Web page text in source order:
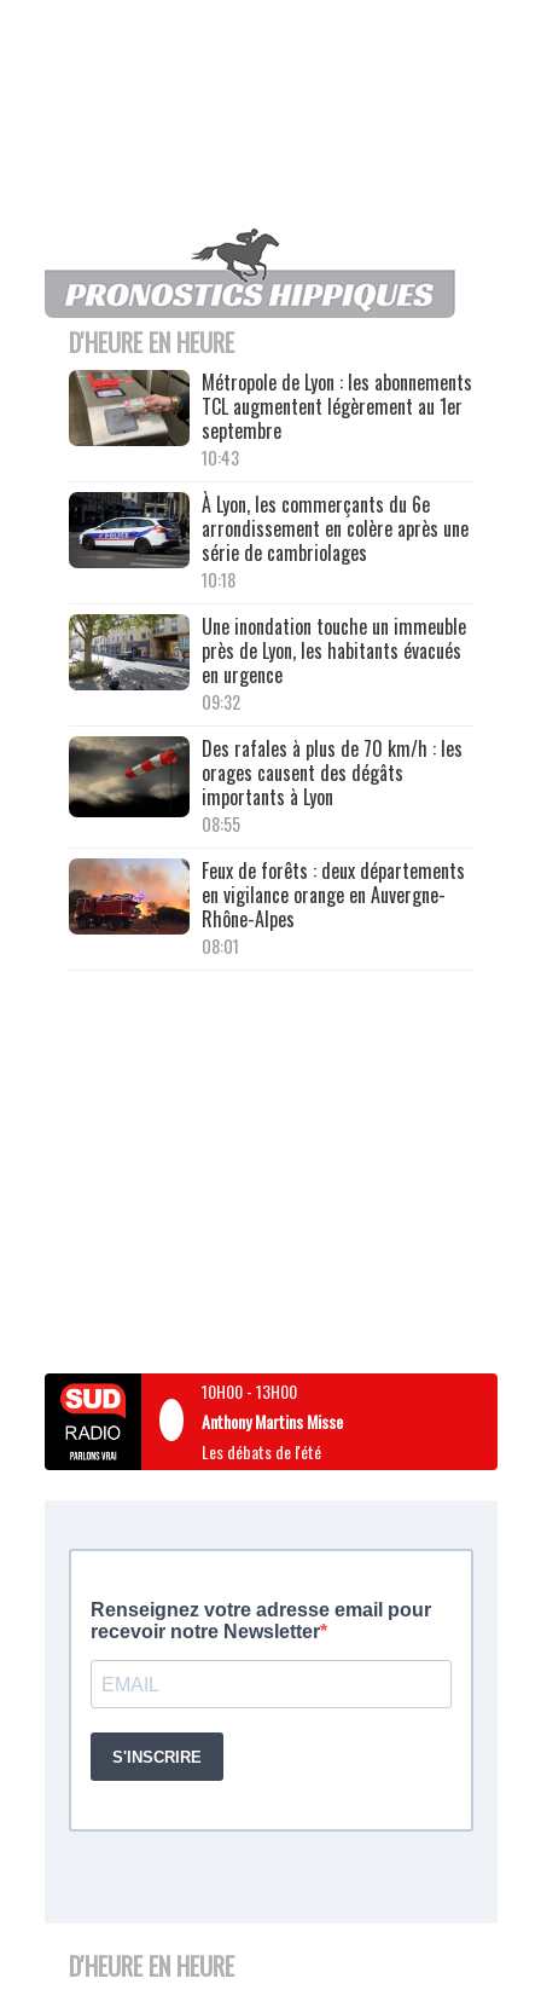
D'HEURE EN HEURE
Métropole de Lyon : les abonnements
TCL augmentent légèrement au 1er
septembre
10:43
À Lyon, les commerçants du 6e
arrondissement en colère après une
série de cambriolages
10:18
Une inondation touche un immeuble
près de Lyon, les habitants évacués
en urgence
09:32
Des rafales à plus de 70 km/h : les
orages causent des dégâts
importants à Lyon
08:55
Feux de forêts : deux départements
en vigilance orange en Auvergne-
Rhône-Alpes
08:01
10H00-13H00
Anthony Martins Misse
Les débats de l'été
D'HEURE EN HEURE